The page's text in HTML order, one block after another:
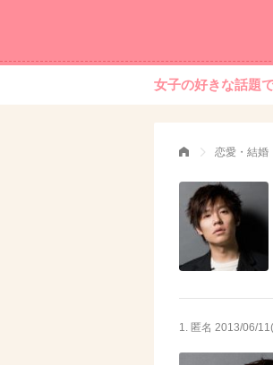
女子の好きな話題
恋愛・結婚
1. 匿名 2013/06/